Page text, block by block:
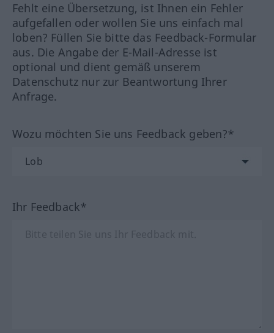
Fehlt eine Übersetzung, ist Ihnen ein Fehler
aufgefallen oder wollen Sie uns einfach mal
loben? Füllen Sie bitte das Feedback-Formular
aus. Die Angabe der E-Mail-Adresse ist
optional und dient gemäß unserem
Datenschutz nur zur Beantwortung Ihrer
Anfrage.
Wozu möchten Sie uns Feedback geben?*
Ihr Feedback*